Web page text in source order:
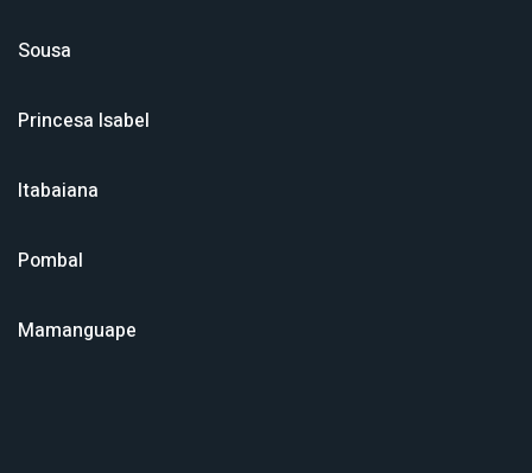
Sousa
Princesa Isabel
Itabaiana
Pombal
Mamanguape